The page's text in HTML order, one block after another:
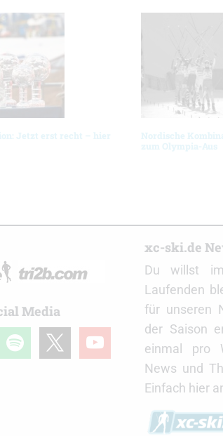
Jetzt erst recht – hier
Nordische
zum Olympia-Aus
Media
spotify youtube
xc-ski.de
Du willst
Laufenden
für unseren
der Saison
einmal pro
News und
Einfach hier